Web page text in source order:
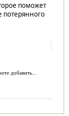
поможет
потерянного
добавить...